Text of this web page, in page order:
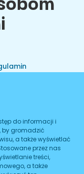
do informacji i
by gromadzić
a także wyświetlać
przez nas
treści,
a także